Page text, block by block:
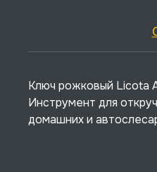
Ключ рожковый Licota
Инструмент для
домашних и